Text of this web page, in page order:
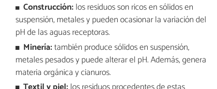
Construcción: los residuos son ricos en sólidos en
suspensión, metales y pueden ocasionar la variación del
pH de las aguas receptoras.
Minería:también produce sólidos en suspensión,
metales pesados y puede alterar el pH. Además, genera
materia orgánica y cianuros.